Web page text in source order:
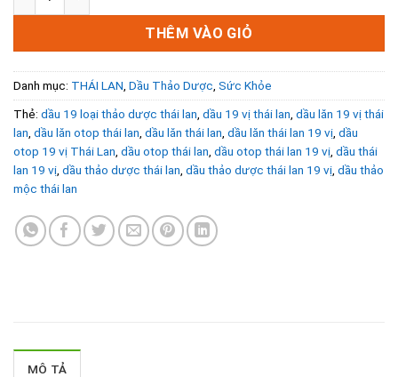
THÊM VÀO GIỎ
Danh mục: THÁI LAN, Dầu Thảo Dược, Sức Khỏe
Thẻ: dầu 19 loại thảo dược thái lan, dầu 19 vị thái lan, dầu lăn 19 vị thái
lan, dầu lăn otop thái lan, dầu lăn thái lan, dầu lăn thái lan 19 vị, dầu
otop 19 vị Thái Lan, dầu otop thái lan, dầu otop thái lan 19 vị, dầu thái
lan 19 vị, dầu thảo dược thái lan, dầu thảo dược thái lan 19 vị, dầu thảo
mộc thái lan
MÔ TẢ